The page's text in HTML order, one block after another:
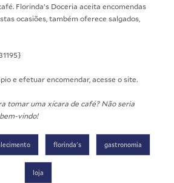
Florinda’s Doceria aceita encomendas
ocasiões, também oferece salgados,
e efetuar encomendar, acesse osite.
tomar uma xícara de café? Não seria
vindo!
florinda's gastronomia
loja